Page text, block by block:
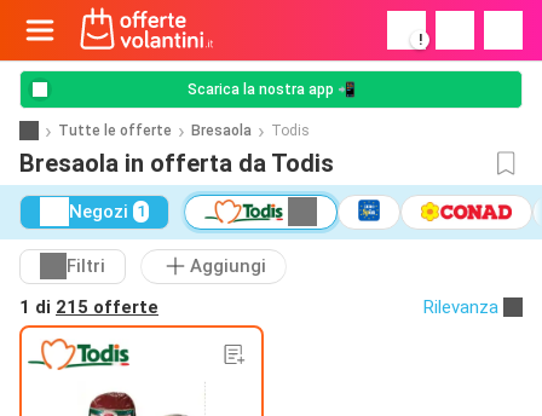
!
Scarica la nostra app 📲
Tutte le offerte Bresaola Todis
Bresaola in offerta da Todis
Negozi 1
Filtri
Aggiungi
1 di 215 offerte Rilevanza